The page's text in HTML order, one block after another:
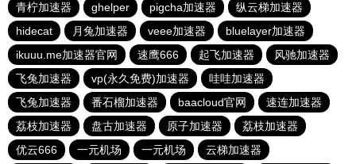
青柠加速器
ghelper pigcha加速器
纵云梯加速器
hidecat
月兔加速器 veee加速器
bluelayer加速器
ikuuu.me加速器官网
速鹰666 起飞加速器
风驰加速器
飞兔加速器
vp(永久免费)加速器
哇哇加速器
飞兔加速器
番石榴加速器 baacloud官网
速连加速器
荔枝加速器
盘古加速器 原子加速器
荔枝加速器
优云666
一元机场 一元机场 云梯加速器